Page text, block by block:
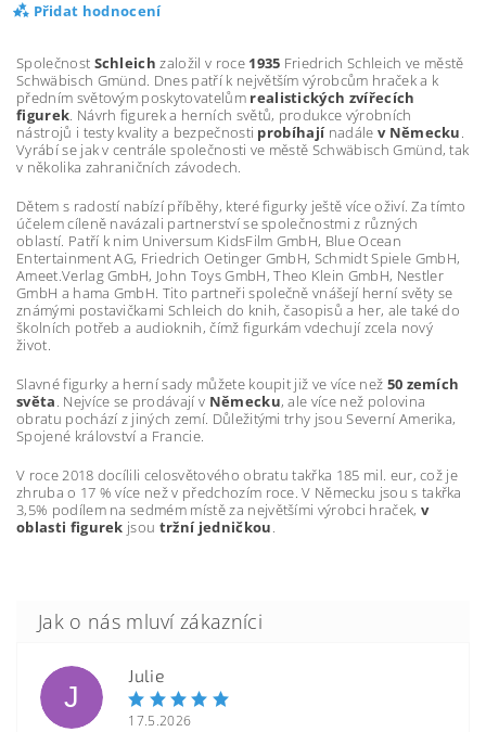
Přidat hodnocení
Společnost Schleich založil v roce 1935 Friedrich Schleich ve městě
Schwäbisch Gmünd. Dnes patří k největším výrobcům hraček a k
předním světovým poskytovatelům realistických zvířecích
figurek. Návrh figurek a herních světů, produkce výrobních
nástrojů i testy kvality a bezpečnosti probíhajínadále v Německu.
Vyrábí se jak v centrále společnosti ve městě Schwäbisch Gmünd, tak
v několika zahraničních závodech.
Dětem s radostí nabízí příběhy, které figurky ještě více oživí. Za tímto
účelem cíleně navázali partnerství se společnostmi z různých
oblastí. Patří k nim Universum KidsFilm GmbH, Blue Ocean
Entertainment AG, Friedrich Oetinger GmbH, Schmidt Spiele GmbH,
Ameet.Verlag GmbH, John Toys GmbH, Theo Klein GmbH, Nestler
GmbH a hama GmbH. Tito partneři společně vnášejí herní světy se
známými postavičkami Schleich do knih, časopisů a her, ale také do
školních potřeb a audioknih, čímž figurkám vdechují zcela nový
život.
Slavné figurky a herní sady můžete koupit již ve více než 50 zemích
světa. Nejvíce se prodávají v Německu, ale více než polovina
obratu pochází z jiných zemí. Důležitými trhy jsou Severní Amerika,
Spojené království a Francie.
V roce 2018 docílili celosvětového obratu takřka 185 mil. eur, což je
zhruba o 17 % více než v předchozím roce. V Německu jsou s takřka
3,5% podílem na sedmém místě za největšími výrobci hraček, v
oblasti figurek jsou tržní jedničkou.
J
Julie
17.5.2026